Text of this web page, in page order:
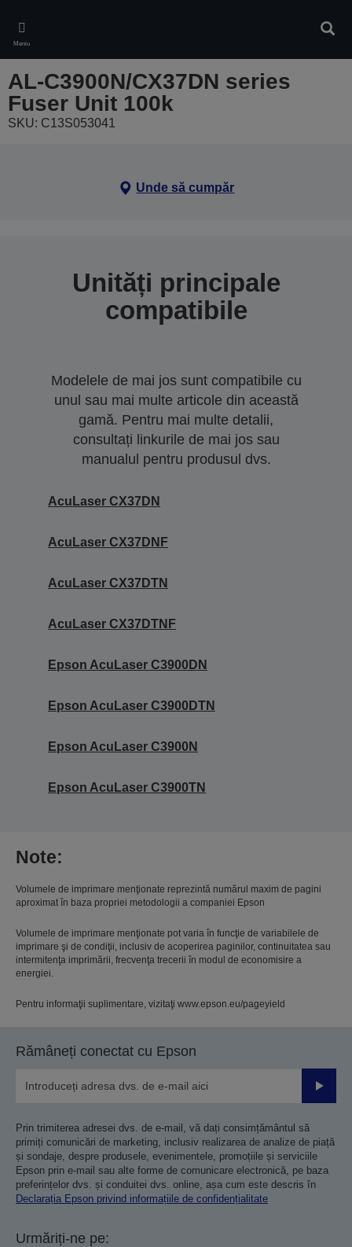
main
content
Meniu
AL-C3900N/CX37DN series
Fuser Unit 100k
SKU: C13S053041
Unde să cumpăr
Unități principale
compatibile
Modelele de mai jos sunt compatibile cu
unul sau mai multe articole din această
gamă. Pentru mai multe detalii,
consultați linkurile de mai jos sau
manualul pentru produsul dvs.
AcuLaser CX37DN
AcuLaser CX37DNF
AcuLaser CX37DTN
AcuLaser CX37DTNF
Epson AcuLaser C3900DN
Epson AcuLaser C3900DTN
Epson AcuLaser C3900N
Epson AcuLaser C3900TN
Note:
Volumele de imprimare menţionate reprezintă numărul maxim de pagini
aproximat în baza propriei metodologii a companiei Epson
Volumele de imprimare menţionate pot varia în funcţie de variabilele de
imprimare şi de condiţii, inclusiv de acoperirea paginilor, continuitatea sau
intermitenţa imprimării, frecvenţa trecerii în modul de economisire a
energiei.
Pentru informaţii suplimentare, vizitaţi www.epson.eu/pageyield
Rămâneți conectat cu Epson
Prin trimiterea adresei dvs. de e-mail, vă dați consimțământul să
primiți comunicări de marketing, inclusiv realizarea de analize de piață
și sondaje, despre produsele, evenimentele, promoțiile și serviciile
Epson prin e-mail sau alte forme de comunicare electronică, pe baza
preferințelor dvs. și conduitei dvs. online, așa cum este descris în
Declarația Epson privind informațiile de confidențialitate
Urmăriți-ne pe: